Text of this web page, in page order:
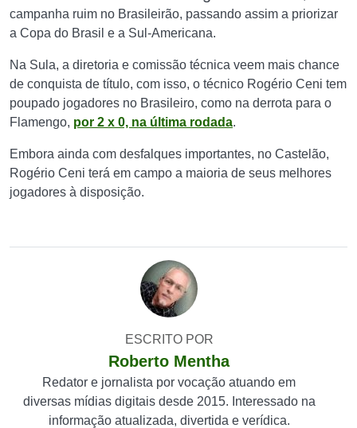
campanha ruim no Brasileirão, passando assim a priorizar
a Copa do Brasil e a Sul-Americana.
Na Sula, a diretoria e comissão técnica veem mais chance
de conquista de título, com isso, o técnico Rogério Ceni tem
poupado jogadores no Brasileiro, como na derrota para o
Flamengo, por 2 x 0, na última rodada.
Embora ainda com desfalques importantes, no Castelão,
Rogério Ceni terá em campo a maioria de seus melhores
jogadores à disposição.
ESCRITO POR
Roberto Mentha
Redator e jornalista por vocação atuando em
diversas mídias digitais desde 2015. Interessado na
informação atualizada, divertida e verídica.